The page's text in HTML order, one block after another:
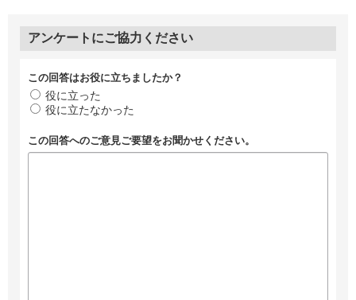
アンケートにご協力ください
この回答はお役に立ちましたか？
役に立った
役に立たなかった
この回答へのご意見ご要望をお聞かせください。